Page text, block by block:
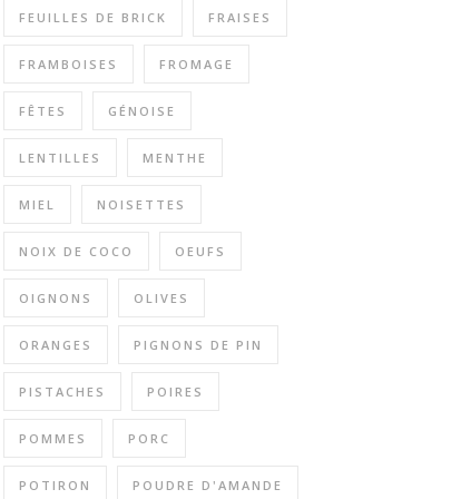
FEUILLES DE BRICK FRAISES
FRAMBOISES FROMAGE
FÊTES GÉNOISE
LENTILLES MENTHE
MIEL NOISETTES
NOIX DE COCO OEUFS
OIGNONS OLIVES
ORANGES PIGNONS DE PIN
PISTACHES POIRES
POMMES PORC
POTIRON POUDRE D'AMANDE